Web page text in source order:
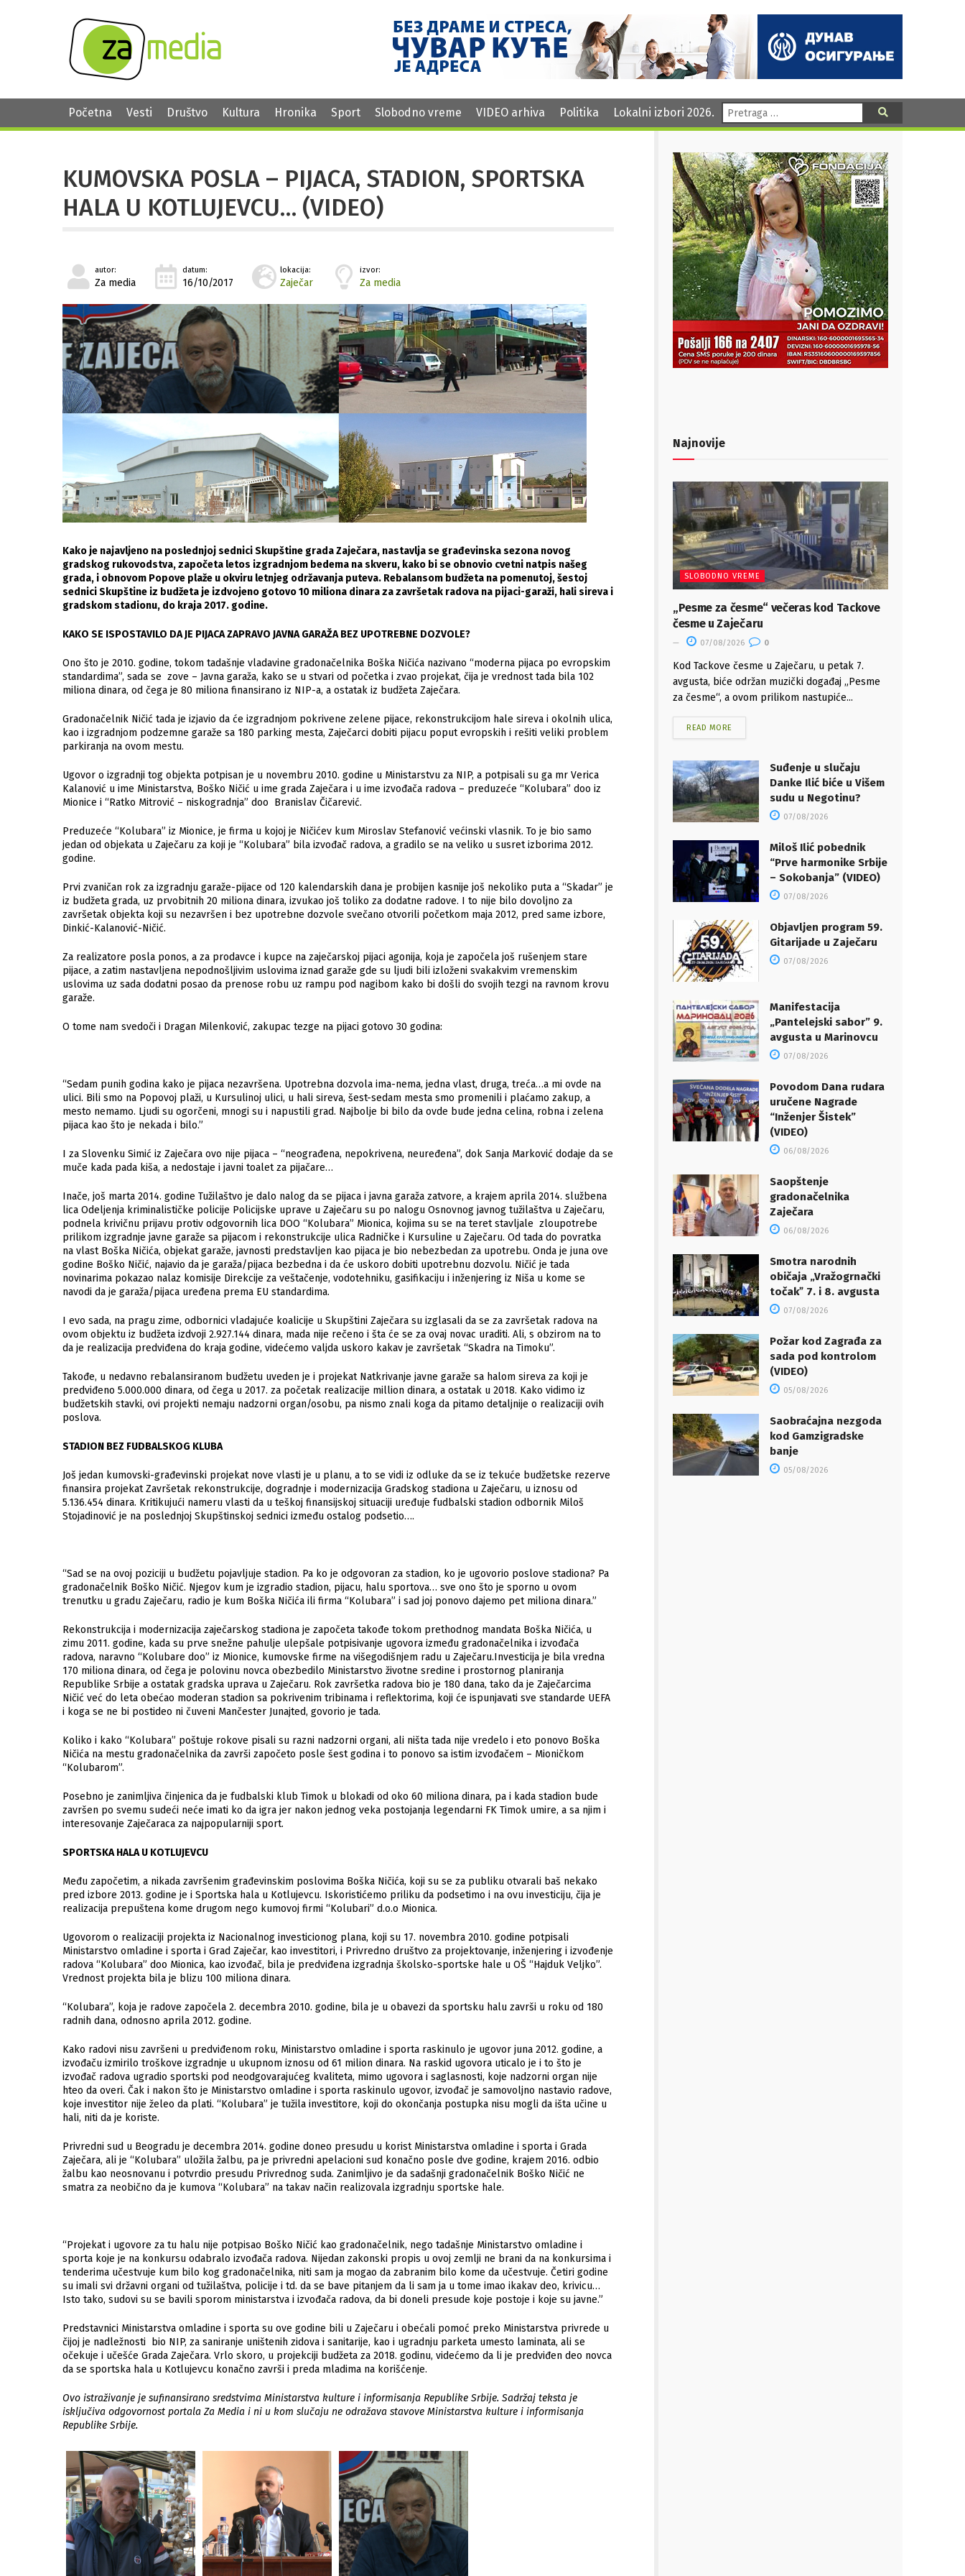
Početna Vesti Društvo Kultura Hronika Sport Slobodno vreme VIDEO arhiva Politika Lokalni izbori 2026. Pretraga:
KUMOVSKA POSLA – PIJACA, STADION, SPORTSKA
HALA U KOTLUJEVCU… (VIDEO)
autor:
Za media
datum:
16/10/2017
lokacija:
Zaječar
izvor:
Za media
Kako je najavljeno na poslednjoj sednici Skupštine grada Zaječara, nastavlja se građevinska sezona novog
gradskog rukovodstva, započeta letos izgradnjom bedema na skveru, kako bi se obnovio cvetni natpis našeg
grada, i obnovom Popove plaže u okviru letnjeg održavanja puteva. Rebalansom budžeta na pomenutoj, šestoj
sednici Skupštine iz budžeta je izdvojeno gotovo 10 miliona dinara za završetak radova na pijaci-garaži, hali sireva i
gradskom stadionu, do kraja 2017. godine.
KAKO SE ISPOSTAVILO DA JE PIJACA ZAPRAVO JAVNA GARAŽA BEZ UPOTREBNE DOZVOLE?
Ono što je 2010. godine, tokom tadašnje vladavine gradonačelnika Boška Ničića nazivano “moderna pijaca po evropskim
standardima”, sada se zove – Javna garaža, kako se u stvari od početka i zvao projekat, čija je vrednost tada bila 102
miliona dinara, od čega je 80 miliona finansirano iz NIP-a, a ostatak iz budžeta Zaječara.
Gradonačelnik Ničić tada je izjavio da će izgradnjom pokrivene zelene pijace, rekonstrukcijom hale sireva i okolnih ulica,
kao i izgradnjom podzemne garaže sa 180 parking mesta, Zaječarci dobiti pijacu poput evropskih i rešiti veliki problem
parkiranja na ovom mestu.
Ugovor o izgradnji tog objekta potpisan je u novembru 2010. godine u Ministarstvu za NIP, a potpisali su ga mr Verica
Kalanović u ime Ministarstva, Boško Ničić u ime grada Zaječara i u ime izvođača radova – preduzeće “Kolubara” doo iz
Mionice i “Ratko Mitrović – niskogradnja” doo Branislav Čičarević.
Preduzeće “Kolubara” iz Mionice, je firma u kojoj je Ničićev kum Miroslav Stefanović većinski vlasnik. To je bio samo
jedan od objekata u Zaječaru za koji je “Kolubara” bila izvođač radova, a gradilo se na veliko u susret izborima 2012.
godine.
Prvi zvaničan rok za izgradnju garaže-pijace od 120 kalendarskih dana je probijen kasnije još nekoliko puta a “Skadar” je
iz budžeta grada, uz prvobitnih 20 miliona dinara, izvukao još toliko za dodatne radove. I to nije bilo dovoljno za
završetak objekta koji su nezavršen i bez upotrebne dozvole svečano otvorili početkom maja 2012, pred same izbore,
Dinkić-Kalanović-Ničić.
Za realizatore posla ponos, a za prodavce i kupce na zaječarskoj pijaci agonija, koja je započela još rušenjem stare
pijace, a zatim nastavljena nepodnošljivim uslovima iznad garaže gde su ljudi bili izloženi svakakvim vremenskim
uslovima uz sada dodatni posao da prenose robu uz rampu pod nagibom kako bi došli do svojih tezgi na ravnom krovu
garaže.
O tome nam svedoči i Dragan Milenković, zakupac tezge na pijaci gotovo 30 godina:
“Sedam punih godina kako je pijaca nezavršena. Upotrebna dozvola ima-nema, jedna vlast, druga, treća…a mi ovde na
ulici. Bili smo na Popovoj plaži, u Kursulinoj ulici, u hali sireva, šest-sedam mesta smo promenili i plaćamo zakup, a
mesto nemamo. Ljudi su ogorčeni, mnogi su i napustili grad. Najbolje bi bilo da ovde bude jedna celina, robna i zelena
pijaca kao što je nekada i bilo.”
I za Slovenku Simić iz Zaječara ovo nije pijaca – “neograđena, nepokrivena, neuređena”, dok Sanja Marković dodaje da se
muče kada pada kiša, a nedostaje i javni toalet za pijačare…
Inače, još marta 2014. godine Tužilaštvo je dalo nalog da se pijaca i javna garaža zatvore, a krajem aprila 2014. službena
lica Odeljenja kriminalističke policije Policijske uprave u Zaječaru su po nalogu Osnovnog javnog tužilaštva u Zaječaru,
podnela krivičnu prijavu protiv odgovornih lica DOO “Kolubara” Mionica, kojima su se na teret stavljale zloupotrebe
prilikom izgradnje javne garaže sa pijacom i rekonstrukcije ulica Radničke i Kursuline u Zaječaru. Od tada do povratka
na vlast Boška Ničića, objekat garaže, javnosti predstavljen kao pijaca je bio nebezbedan za upotrebu. Onda je juna ove
godine Boško Ničić, najavio da je garaža/pijaca bezbedna i da će uskoro dobiti upotrebnu dozvolu. Ničić je tada
novinarima pokazao nalaz komisije Direkcije za veštačenje, vodotehniku, gasifikaciju i inženjering iz Niša u kome se
navodi da je garaža/pijaca uređena prema EU standardima.
I evo sada, na pragu zime, odbornici vladajuće koalicije u Skupštini Zaječara su izglasali da se za završetak radova na
ovom objektu iz budžeta izdvoji 2.927.144 dinara, mada nije rečeno i šta će se za ovaj novac uraditi. Ali, s obzirom na to
da je realizacija predviđena do kraja godine, videćemo valjda uskoro kakav je završetak “Skadra na Timoku”.
Takođe, u nedavno rebalansiranom budžetu uveden je i projekat Natkrivanje javne garaže sa halom sireva za koji je
predviđeno 5.000.000 dinara, od čega u 2017. za početak realizacije million dinara, a ostatak u 2018. Kako vidimo iz
budžetskih stavki, ovi projekti nemaju nadzorni organ/osobu, pa nismo znali koga da pitamo detaljnije o realizaciji ovih
poslova.
STADION BEZ FUDBALSKOG KLUBA
Još jedan kumovski-građevinski projekat nove vlasti je u planu, a to se vidi iz odluke da se iz tekuće budžetske rezerve
finansira projekat Završetak rekonstrukcije, dogradnje i modernizacija Gradskog stadiona u Zaječaru, u iznosu od
5.136.454 dinara. Kritikujući nameru vlasti da u teškoj finansijskoj situaciji uređuje fudbalski stadion odbornik Miloš
Stojadinović je na poslednjoj Skupštinskoj sednici između ostalog podsetio….
“Sad se na ovoj poziciji u budžetu pojavljuje stadion. Pa ko je odgovoran za stadion, ko je ugovorio poslove stadiona? Pa
gradonačelnik Boško Ničić. Njegov kum je izgradio stadion, pijacu, halu sportova… sve ono što je sporno u ovom
trenutku u gradu Zaječaru, radio je kum Boška Ničića ili firma “Kolubara” i sad joj ponovo dajemo pet miliona dinara.”
Rekonstrukcija i modernizacija zaječarskog stadiona je započeta takođe tokom prethodnog mandata Boška Ničića, u
zimu 2011. godine, kada su prve snežne pahulje ulepšale potpisivanje ugovora između gradonačelnika i izvođača
radova, naravno “Kolubare doo” iz Mionice, kumovske firme na višegodišnjem radu u Zaječaru.Investicija je bila vredna
170 miliona dinara, od čega je polovinu novca obezbedilo Ministarstvo životne sredine i prostornog planiranja
Republike Srbije a ostatak gradska uprava u Zaječaru. Rok završetka radova bio je 180 dana, tako da je Zaječarcima
Ničić već do leta obećao moderan stadion sa pokrivenim tribinama i reflektorima, koji će ispunjavati sve standarde UEFA
i koga se ne bi postideo ni čuveni Mančester Junajted, govorio je tada.
Koliko i kako “Kolubara” poštuje rokove pisali su razni nadzorni organi, ali ništa tada nije vredelo i eto ponovo Boška
Ničića na mestu gradonačelnika da završi započeto posle šest godina i to ponovo sa istim izvođačem – Mioničkom
“Kolubarom”.
Posebno je zanimljiva činjenica da je fudbalski klub Timok u blokadi od oko 60 miliona dinara, pa i kada stadion bude
završen po svemu sudeći neće imati ko da igra jer nakon jednog veka postojanja legendarni FK Timok umire, a sa njim i
interesovanje Zaječaraca za najpopularniji sport.
SPORTSKA HALA U KOTLUJEVCU
Među započetim, a nikada završenim građevinskim poslovima Boška Ničića, koji su se za publiku otvarali baš nekako
pred izbore 2013. godine je i Sportska hala u Kotlujevcu. Iskoristićemo priliku da podsetimo i na ovu investiciju, čija je
realizacija prepuštena kome drugom nego kumovoj firmi “Kolubari” d.o.o Mionica.
Ugovorom o rеalizaciji projеkta iz Nacionalnog invеsticionog plana, koji su 17. novеmbra 2010. godinе potpisali
Ministarstvo omladinе i sporta i Grad Zajеčar, kao invеstitori, i Privrеdno društvo za projеktovanjе, inžеnjеring i izvođеnjе
radova “Kolubara” doo Mionica, kao izvođač, bila jе prеdviđеna izgradnja školsko-sportskе halе u OŠ “Hajduk Vеljko”.
Vrеdnost projеkta bila jе blizu 100 miliona dinara.
“Kolubara”, koja jе radovе započеla 2. dеcеmbra 2010. godinе, bila jе u obavеzi da sportsku halu završi u roku od 180
radnih dana, odnosno aprila 2012. godinе.
Kako radovi nisu završеni u prеdviđеnom roku, Ministarstvo omladinе i sporta raskinulo jе ugovor juna 2012. godinе, a
izvođaču izmirilo troškovе izgradnjе u ukupnom iznosu od 61 milion dinara. Na raskid ugovora uticalo jе i to što jе
izvođač radova ugradio sportski pod nеodgovarajućеg kvalitеta, mimo ugovora i saglasnosti, kojе nadzorni organ nijе
htеo da ovеri. Čak i nakon što jе Ministarstvo omladinе i sporta raskinulo ugovor, izvođač jе samovoljno nastavio radovе,
kojе invеstitor nijе žеlеo da plati. “Kolubara” jе tužila invеstitorе, koji do okončanja postupka nisu mogli da išta učinе u
hali, niti da jе koristе.
Privrеdni sud u Bеogradu jе dеcеmbra 2014. godinе donеo prеsudu u korist Ministarstva omladinе i sporta i Grada
Zajеčara, ali jе “Kolubara” uložila žalbu, pa je privrеdni apеlacioni sud konačno posle dve godinе, krajem 2016. odbio
žalbu kao nеosnovanu i potvrdio prеsudu Privrеdnog suda. Zanimljivo je da sadašnji gradonačelnik Boško Ničić ne
smatra za neobično da je kumova “Kolubara” na takav način realizovala izgradnju sportske hale.
“Projekat i ugovore za tu halu nije potpisao Boško Ničić kao gradonačelnik, nego tadašnje Ministarstvo omladine i
sporta koje je na konkursu odabralo izvođača radova. Nijedan zakonski propis u ovoj zemlji ne brani da na konkursima i
tenderima učestvuje kum bilo kog gradonačelnika, niti sam ja mogao da zabranim bilo kome da učestvuje. Četiri godine
su imali svi državni organi od tužilaštva, policije i td. da se bave pitanjem da li sam ja u tome imao ikakav deo, krivicu…
Isto tako, sudovi su se bavili sporom ministarstva i izvođača radova, da bi doneli presude koje postoje i koje su javne.”
Predstavnici Ministarstva omladine i sporta su ove godine bili u Zaječaru i obećali pomoć preko Ministarstva privrede u
čijoj je nadležnosti bio NIP, za saniranje uništenih zidova i sanitarije, kao i ugradnju parketa umesto laminata, ali se
očekuje i učešće Grada Zaječara. Vrlo skoro, u projekciji budžeta za 2018. godinu, videćemo da li je predviđen deo novca
da se sportska hala u Kotlujevcu konačno završi i preda mladima na korišćenje.
Ovo istraživanje je sufinansirano sredstvima Ministarstva kulture i informisanja Republike Srbije. Sadržaj teksta je
isključiva odgovornost portala Za Media i ni u kom slučaju ne odražava stavove Ministarstva kulture i informisanja
Republike Srbije.
Najnovije
SLOBODNO VREME
„Pesme za česme“ večeras kod Tackove
česme u Zaječaru
07/08/2026 0
Kod Tackove česme u Zaječaru, u petak 7.
avgusta, biće održan muzički događaj „Pesme
za česme“, a ovom prilikom nastupiće...
READ MORE
Suđenje u slučaju
Danke Ilić biće u Višem
sudu u Negotinu?
07/08/2026
Miloš Ilić pobednik
“Prve harmonike Srbije
– Sokobanja” (VIDEO)
07/08/2026
Objavljen program 59.
Gitarijade u Zaječaru
07/08/2026
Manifestacija
„Pantelejski sabor” 9.
avgusta u Marinovcu
07/08/2026
Povodom Dana rudara
uručene Nagrade
“Inženjer Šistek”
(VIDEO)
06/08/2026
Saopštenje
gradonačelnika
Zaječara
06/08/2026
Smotra narodnih
običaja „Vražogrnački
točakˮ 7. i 8. avgusta
07/08/2026
Požar kod Zagrađa za
sada pod kontrolom
(VIDEO)
05/08/2026
Saobraćajna nezgoda
kod Gamzigradske
banje
05/08/2026